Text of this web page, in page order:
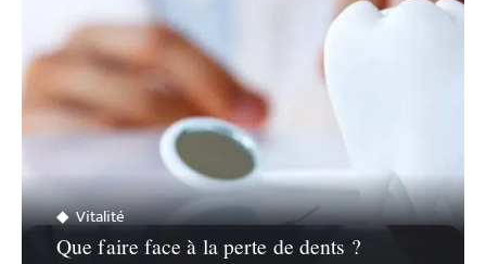
Vitalité
Que faire face à la perte de dents ?